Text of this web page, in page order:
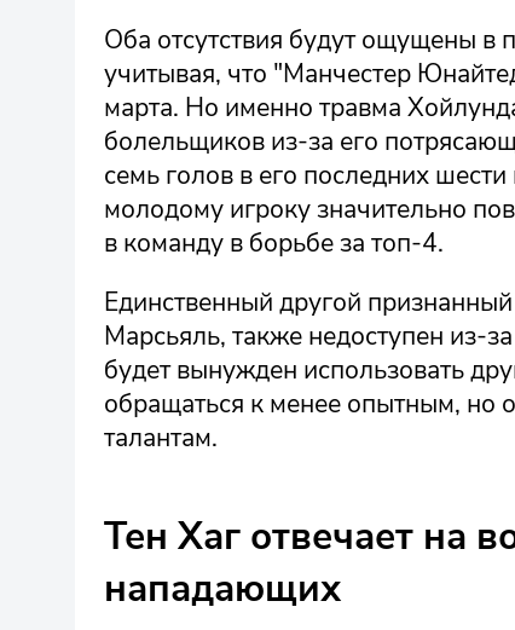
Оба отсутствия будут ощущены в
учитывая, что "Манчестер
марта. Но именно травма
болельщиков из-за его
семь голов в его последних
молодому игроку значительно
в команду в борьбе за топ-4.
Единственный другой
Марсьяль, также недоступен из-
будет вынужден использовать
обращаться к менее опытным, но
талантам.
Тен Хаг отвечает на
нападающих